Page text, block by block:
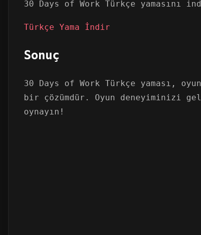
30 Days of Work Türkçe yamasını
Türkçe Yama İndir
Sonuç
30 Days of Work Türkçe yaması,
bir çözümdür. Oyun deneyiminizi
oynayın!